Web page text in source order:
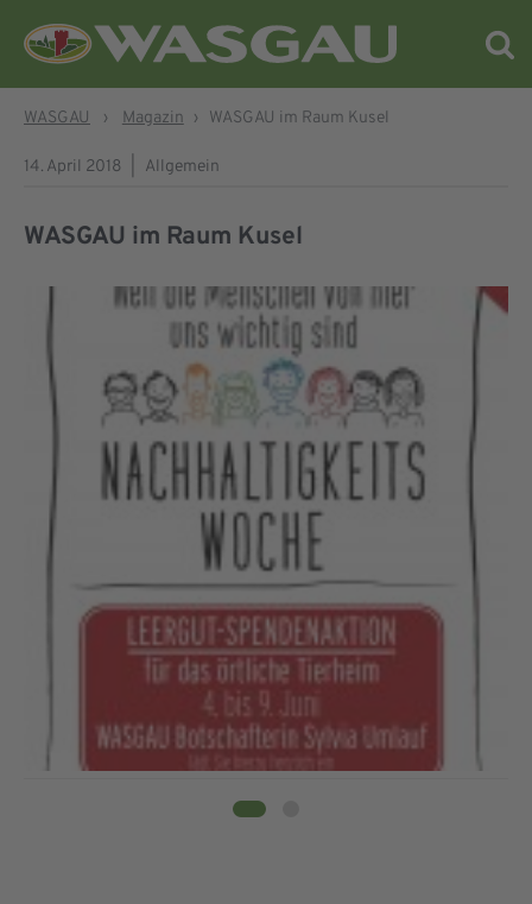
WASGAU › Magazin › WASGAU im Raum Kusel
14. April 2018 Allgemein
WASGAU im Raum Kusel